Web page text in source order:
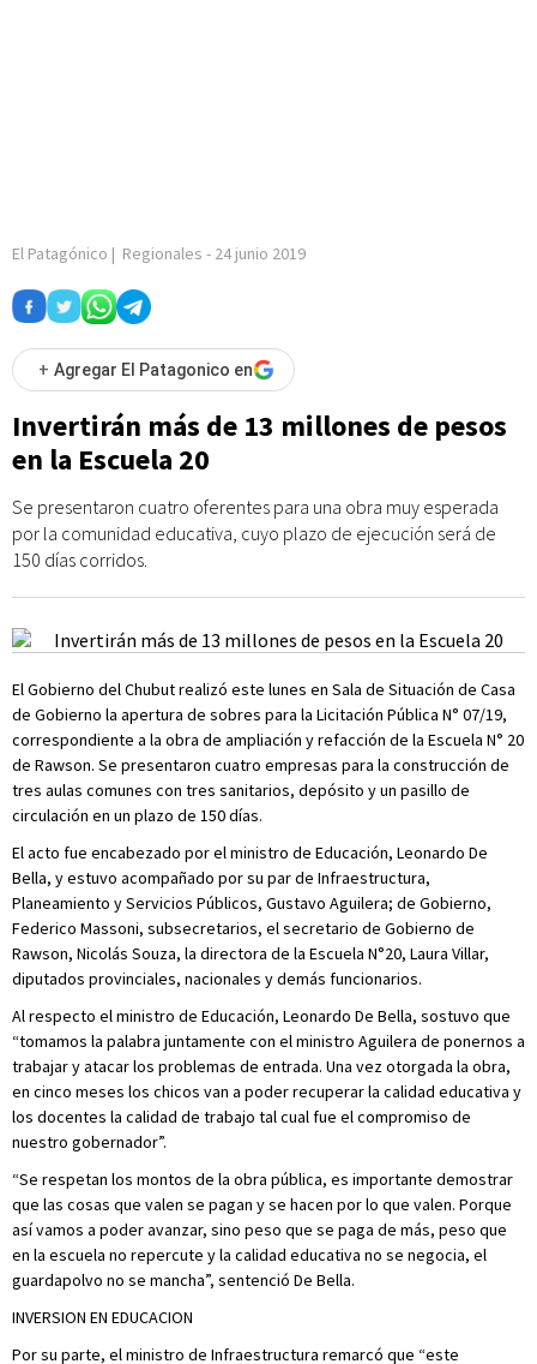
El Patagónico | Regionales - 24 junio 2019
+ Agregar El Patagonico en
Invertirán más de 13 millones de pesos
en la Escuela 20
Se presentaron cuatro oferentes para una obra muy esperada
por la comunidad educativa, cuyo plazo de ejecución será de
150 días corridos.
El Gobierno del Chubut realizó este lunes en Sala de Situación de Casa
de Gobierno la apertura de sobres para la Licitación Pública N° 07/19,
correspondiente a la obra de ampliación y refacción de la Escuela N° 20
de Rawson. Se presentaron cuatro empresas para la construcción de
tres aulas comunes con tres sanitarios, depósito y un pasillo de
circulación en un plazo de 150 días.
El acto fue encabezado por el ministro de Educación, Leonardo De
Bella, y estuvo acompañado por su par de Infraestructura,
Planeamiento y Servicios Públicos, Gustavo Aguilera; de Gobierno,
Federico Massoni, subsecretarios, el secretario de Gobierno de
Rawson, Nicolás Souza, la directora de la Escuela N°20, Laura Villar,
diputados provinciales, nacionales y demás funcionarios.
Al respecto el ministro de Educación, Leonardo De Bella, sostuvo que
“tomamos la palabra juntamente con el ministro Aguilera de ponernos a
trabajar y atacar los problemas de entrada. Una vez otorgada la obra,
en cinco meses los chicos van a poder recuperar la calidad educativa y
los docentes la calidad de trabajo tal cual fue el compromiso de
nuestro gobernador”.
“Se respetan los montos de la obra pública, es importante demostrar
que las cosas que valen se pagan y se hacen por lo que valen. Porque
así vamos a poder avanzar, sino peso que se paga de más, peso que
en la escuela no repercute y la calidad educativa no se negocia, el
guardapolvo no se mancha”, sentenció De Bella.
INVERSION EN EDUCACION
Por su parte, el ministro de Infraestructura remarcó que “este